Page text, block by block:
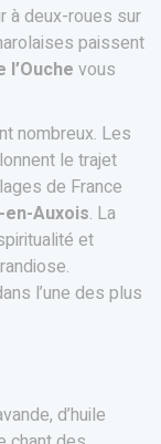
à deux-roues sur
paissent
l’Ouche vous
nombreux. Les
le trajet
de France
Auxois. La
et
l’une des plus
d’huile